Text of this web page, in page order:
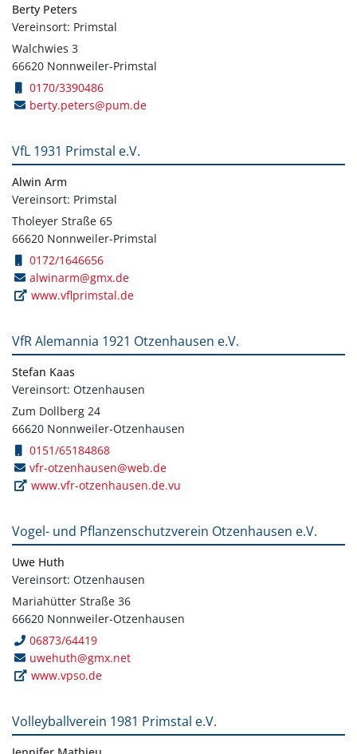
Berty Peters
Vereinsort: Primstal
Walchwies 3
66620 Nonnweiler-Primstal
0170/3390486
berty.peters@pum.de
VfL 1931 Primstal e.V.
Alwin Arm
Vereinsort: Primstal
Tholeyer Straße 65
66620 Nonnweiler-Primstal
0172/1646656
alwinarm@gmx.de
www.vflprimstal.de
VfR Alemannia 1921 Otzenhausen e.V.
Stefan Kaas
Vereinsort: Otzenhausen
Zum Dollberg 24
66620 Nonnweiler-Otzenhausen
0151/65184868
vfr-otzenhausen@web.de
www.vfr-otzenhausen.de.vu
Vogel- und Pflanzenschutzverein Otzenhausen e.V.
Uwe Huth
Vereinsort: Otzenhausen
Mariahütter Straße 36
66620 Nonnweiler-Otzenhausen
06873/64419
uwehuth@gmx.net
www.vpso.de
Volleyballverein 1981 Primstal e.V.